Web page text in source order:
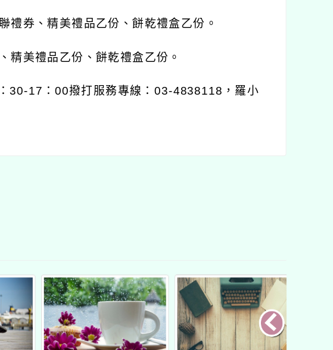
禮券、精美禮品乙份、餅乾禮盒乙份。
精美禮品乙份、餅乾禮盒乙份。
30-17：00撥打服務專線：03-4838118，羅小